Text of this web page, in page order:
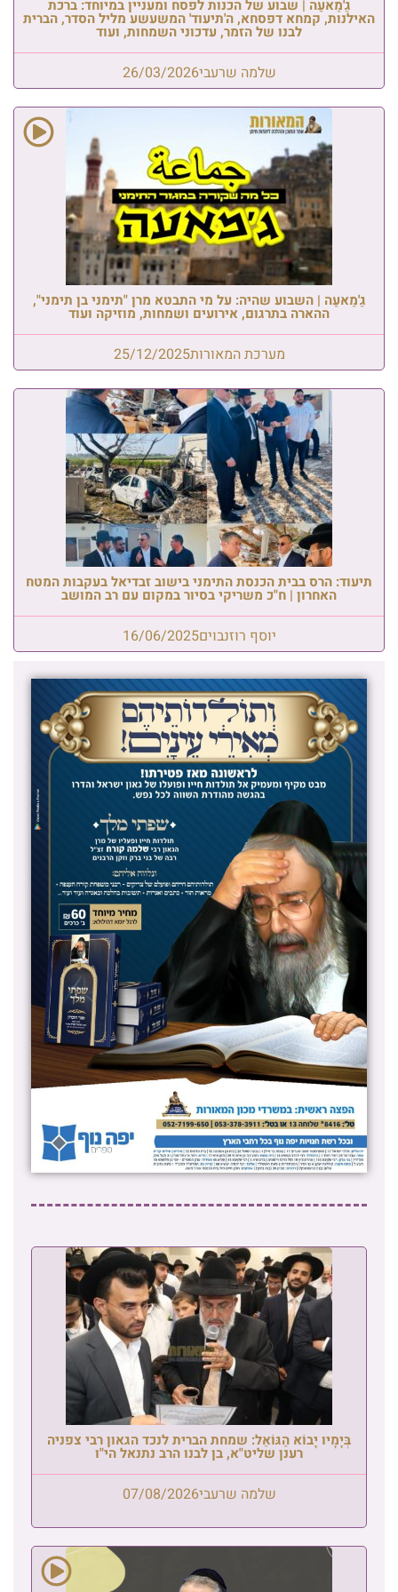
גַ'מַאעַה | שבוע של הכנות לפסח ומעניין במיוחד: ברכת
האילנות, קמחא דפסחא, ה'תיעוד' המשעשע מליל הסדר, הברית
לבנו של הזמר, עדכוני השמחות, ועוד
שלמה שרעבי26/03/2026
גַ'מַאעַה | השבוע שהיה: על מי התבטא מרן "תימני בן תימני",
ההארה בתרגום, אירועים ושמחות, מוזיקה ועוד
מערכת המאורות25/12/2025
תיעוד: הרס בבית הכנסת התימני בישוב זבדיאל בעקבות המטח
האחרון | ח"כ משריקי בסיור במקום עם רב המושב
יוסף רוזנבוים16/06/2025
בְּיָמָיו יָבוֹא הַגּוֹאֵל: שמחת הברית לנכד הגאון רבי צפניה
רענן שליט"א, בן לבנו הרב נתנאל הי"ו
שלמה שרעבי07/08/2026